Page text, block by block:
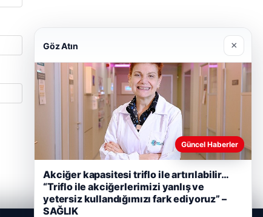
Göz Atın ×
Güncel Haberler
Akciğer kapasitesi triflo ile artırılabilir…
“Triflo ile akciğerlerimizi yanlış ve
yetersiz kullandığımızı fark ediyoruz” –
SAĞLIK